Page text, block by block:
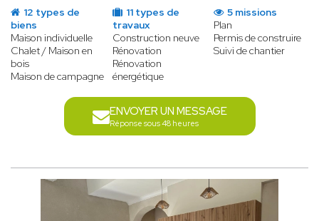
12 types de
biens
Maison individuelle
Chalet / Maison en
bois
Maison de campagne
11 types de
travaux
Construction neuve
Rénovation
Rénovation
énergétique
5 missions
Plan
Permis de construire
Suivi de chantier
ENVOYER UN MESSAGE
Réponse sous 48 heures